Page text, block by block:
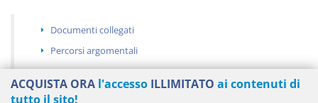
Documenti collegati
Percorsi argomentali
ACQUISTA ORA l'accesso ILLIMITATO ai contenuti di
tutto il sito!